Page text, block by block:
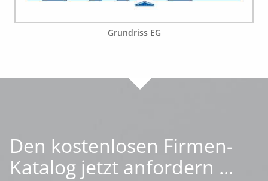
Grundriss EG
Den kostenlosen Firmen-
Katalog jetzt anfordern ...